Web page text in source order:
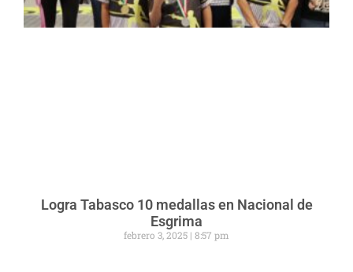
Logra Tabasco 10 medallas en Nacional de
Esgrima
febrero 3, 2025 8:57 pm